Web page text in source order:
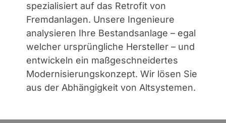
spezialisiert auf das Retrofit von
Fremdanlagen. Unsere Ingenieure
analysieren Ihre Bestandsanlage – egal
welcher ursprüngliche Hersteller – und
entwickeln ein maßgeschneidertes
Modernisierungskonzept. Wir lösen Sie
aus der Abhängigkeit von Altsystemen.